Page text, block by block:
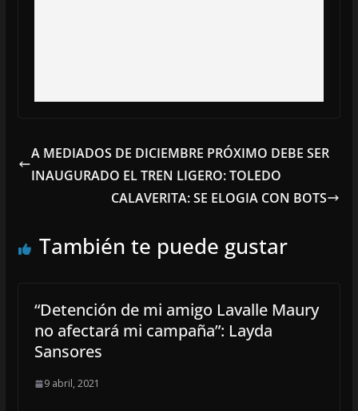
A MEDIADOS DE DICIEMBRE PRÓXIMO DEBE SER
INAUGURADO EL TREN LIGERO: TOLEDO
CALAVERITA: SE ELOGIA CON BOTS
También te puede gustar
“Detención de mi amigo Lavalle Maury
no afectará mi campaña”: Layda
Sansores
9 abril, 2021